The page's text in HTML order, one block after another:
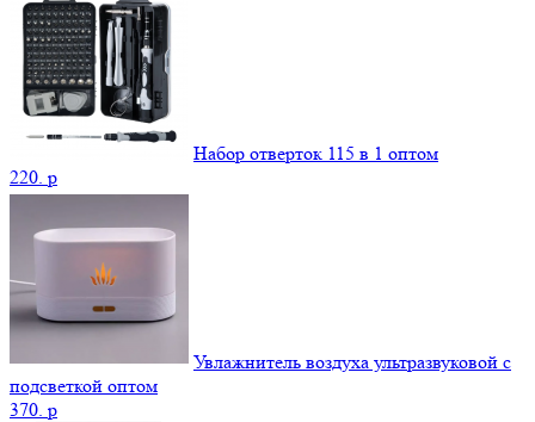
Набор отверток 115 в 1 оптом
220. p
Увлажнитель воздуха ультразвуковой с
подсветкой оптом
370. p